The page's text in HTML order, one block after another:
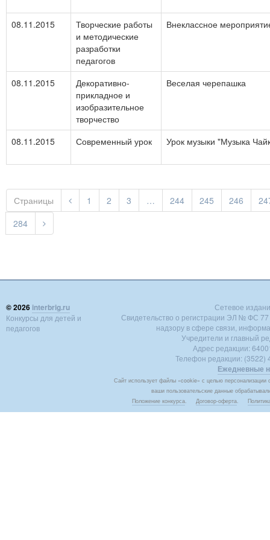
08.11.2015
Творческие работы
и методические
разработки
педагогов
Внеклассное
08.11.2015
Декоративно-
прикладное и
изобразительное
творчество
Веселая черепашка
08.11.2015 Современный урок Урок музыки "Музыка
Страницы 1 2 3 … 244 245 246
284
© 2026 interbrig.ru
Конкурсы для детей и
педагогов
Сетевое
Свидетельство о регистрации ЭЛ № ФС
надзору в сфере связи,
Учредители и главный
Адрес редакции:
Телефон редакции: (3522)
Ежедневные
Сайт использует файлы «cookie» с целью
ваши пользовательские данные
Положение конкурса. Договор-оферта.